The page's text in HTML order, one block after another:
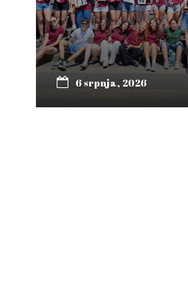
6 srpnja, 2026